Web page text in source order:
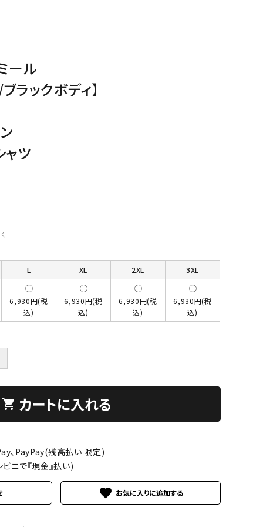
ール
ラックボディ】
ャツ
L XL 2XL 3XL
6,930円(税
込)
6,930円(税
込)
6,930円(税
込)
6,930円(税
込)
shopping_cart カートに入れる
、PayPay(残高払い 限定)
ニで『現金』払い)
favorite